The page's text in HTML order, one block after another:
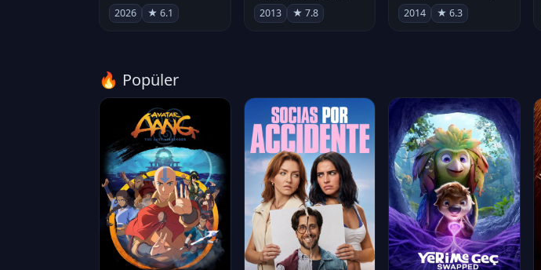
2026 ★ 6.1 2013 ★ 7.8 2014 ★ 6.3
🔥 Popüler